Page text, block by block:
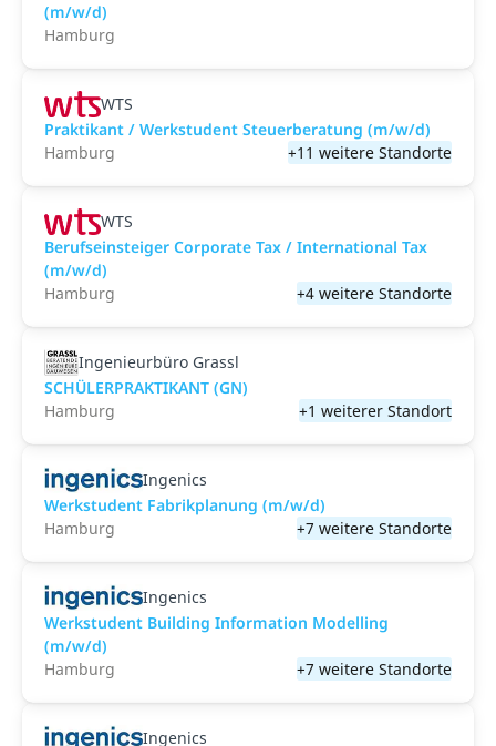
(m/w/d)
Hamburg
WTS
Praktikant / Werkstudent Steuerberatung (m/w/d)
Hamburg
+11 weitere Standorte
WTS
Berufseinsteiger Corporate Tax / International Tax
(m/w/d)
Hamburg
+4 weitere Standorte
Ingenieurbüro Grassl
SCHÜLERPRAKTIKANT (GN)
Hamburg
+1 weiterer Standort
Ingenics
Werkstudent Fabrikplanung (m/w/d)
Hamburg
+7 weitere Standorte
Ingenics
Werkstudent Building Information Modelling
(m/w/d)
Hamburg
+7 weitere Standorte
Ingenics